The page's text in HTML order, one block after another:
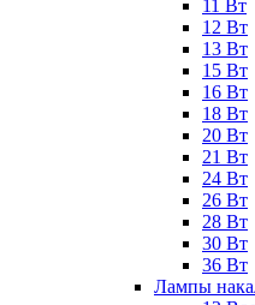
11 Вт
12 Вт
13 Вт
15 Вт
16 Вт
18 Вт
20 Вт
21 Вт
24 Вт
26 Вт
28 Вт
30 Вт
36 Вт
Лампы